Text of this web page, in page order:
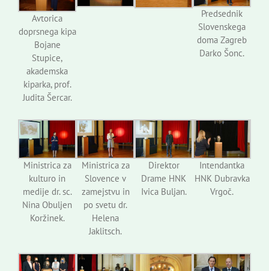
Avtorica
doprsnega kipa
Bojane
Stupice,
akademska
kiparka, prof.
Judita Šercar.
Predsednik
Slovenskega
doma Zagreb
Darko Šonc.
Ministrica za
kulturo in
medije dr. sc.
Nina Obuljen
Koržinek.
Ministrica za
Slovence v
zamejstvu in
po svetu dr.
Helena
Jaklitsch.
Direktor
Drame HNK
Ivica Buljan.
Intendantka
HNK Dubravka
Vrgoč.